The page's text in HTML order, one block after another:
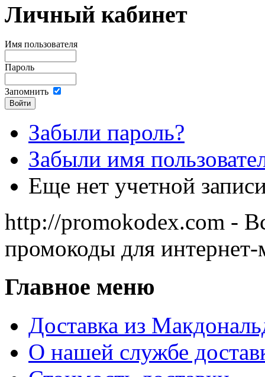
Личный кабинет
Имя пользователя
Пароль
Запомнить
Забыли пароль?
Забыли имя
Еще нет учетной
http://promokodex.com -
промокоды для интернет-
Главное меню
Доставка из
О нашей службе